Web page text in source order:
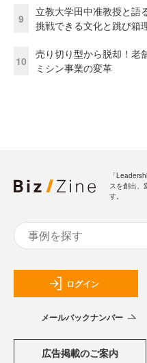
9
立教大学田中准教授と
挑戦できる文化と跳び箱
10
売り切り型から脱却！老
ミシン事業の変革
スを創出
す。
ログイン
メールバックナンバー
広告掲載のご案内